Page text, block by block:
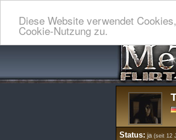
Diese Website verwendet
Cookie-Nutzung zu.
Status: ja (seit 12